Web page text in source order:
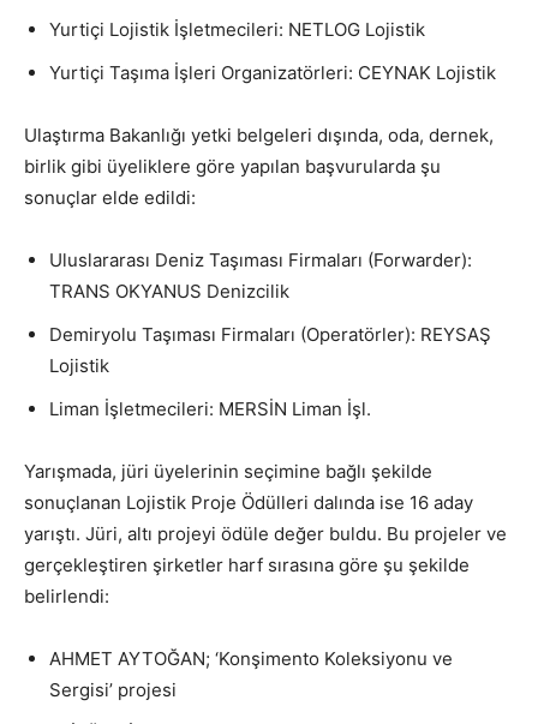
Yurtiçi Lojistik İşletmecileri: NETLOG Lojistik
Yurtiçi Taşıma İşleri Organizatörleri: CEYNAK Lojistik
Ulaştırma Bakanlığı yetki belgeleri dışında, oda, dernek,
birlik gibi üyeliklere göre yapılan başvurularda şu
sonuçlar elde edildi:
Uluslararası Deniz Taşıması Firmaları (Forwarder):
TRANS OKYANUS Denizcilik
Demiryolu Taşıması Firmaları (Operatörler): REYSAŞ
Lojistik
Liman İşletmecileri: MERSİN Liman İşl.
Yarışmada, jüri üyelerinin seçimine bağlı şekilde
sonuçlanan Lojistik Proje Ödülleri dalında ise 16 aday
yarıştı. Jüri, altı projeyi ödüle değer buldu. Bu projeler ve
gerçekleştiren şirketler harf sırasına göre şu şekilde
belirlendi:
AHMET AYTOĞAN; ‘Konşimento Koleksiyonu ve
Sergisi’ projesi